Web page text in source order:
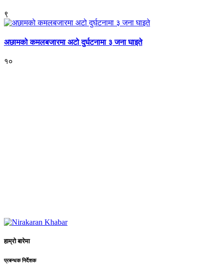
९
अछामको कमलबजारमा अटो दुर्घटनामा ३ जना घाइते
१०
हाम्रो बारेमा
प्रबन्धक निर्देशक